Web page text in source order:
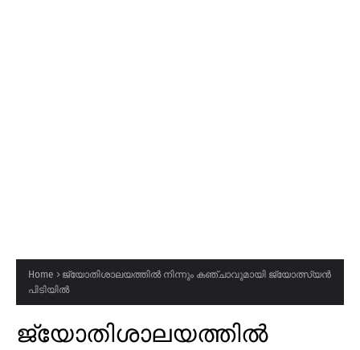
Home
ജ്യോതിശാലയത്തിൽ നിന്നും കഞ്ചാവുമായി ജ്യോത്സ്യൻ
പിടിയിൽ
ജ്യോതിശാലയത്തിൽ